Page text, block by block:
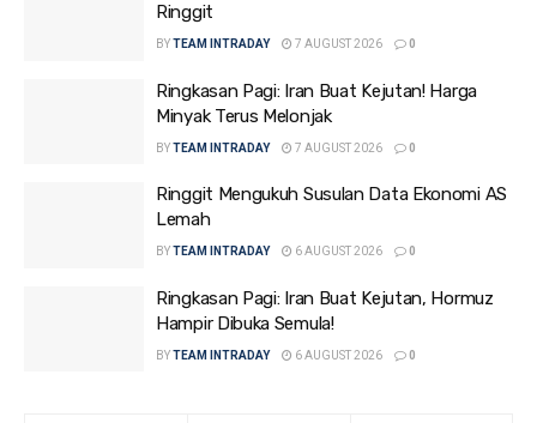
Ringgit
BYTEAM INTRADAY 7 AUGUST 2026 0
Ringkasan Pagi: Iran Buat Kejutan! Harga
Minyak Terus Melonjak
BYTEAM INTRADAY 7 AUGUST 2026 0
Ringgit Mengukuh Susulan Data Ekonomi AS
Lemah
BYTEAM INTRADAY 6 AUGUST 2026 0
Ringkasan Pagi: Iran Buat Kejutan, Hormuz
Hampir Dibuka Semula!
BYTEAM INTRADAY 6 AUGUST 2026 0